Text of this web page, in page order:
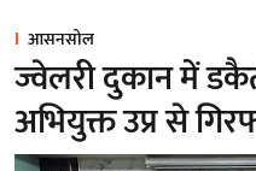
आसनसोल
ज्वेलरी दुकान में
अभियुक्त उप्र से